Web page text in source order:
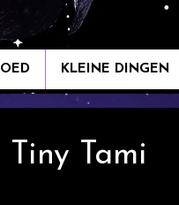
KLEINE DINGEN
Tami